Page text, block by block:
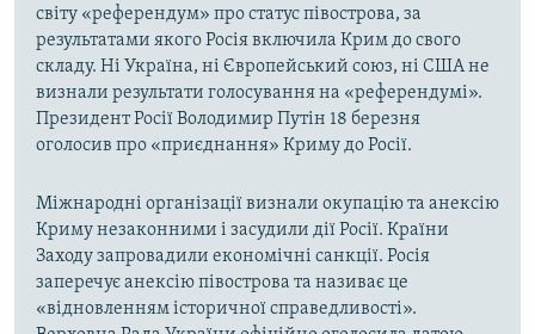
світу «референдум» про статус півострова, за
результатами якого Росія включила Крим до свого
складу. Ні Україна, ні Європейський союз, ні США не
визнали результати голосування на «референдумі».
Президент Росії Володимир Путін 18 березня
оголосив про «приєднання» Криму до Росії.
Міжнародні організації визнали окупацію та анексію
Криму незаконними і засудили дії Росії. Країни
Заходу запровадили економічні санкції. Росія
заперечує анексію півострова та називає це
«відновленням історичної справедливості».